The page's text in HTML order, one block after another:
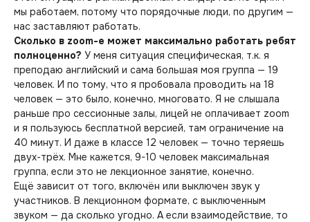
мы работаем, потому что порядочные люди, по другим —
нас заставляют работать.
Сколько в zoom-е может максимально работать ребят
полноценно? У меня ситуация специфическая, т.к. я
преподаю английский и сама большая моя группа — 19
человек. И по тому, что я пробовала проводить на 18
человек — это было, конечно, многовато. Я не слышала
раньше про сессионные залы, лицей не оплачивает zoom
и я пользуюсь бесплатной версией, там ограничение на
40 минут. И даже в классе 12 человек — точно теряешь
двух-трёх. Мне кажется, 9-10 человек максимальная
группа, если это не лекционное занятие, конечно.
Ещё зависит от того, включён или выключен звук у
участников. В лекционном формате, с выключенным
звуком — да сколько угодно. А если взаимодействие, то